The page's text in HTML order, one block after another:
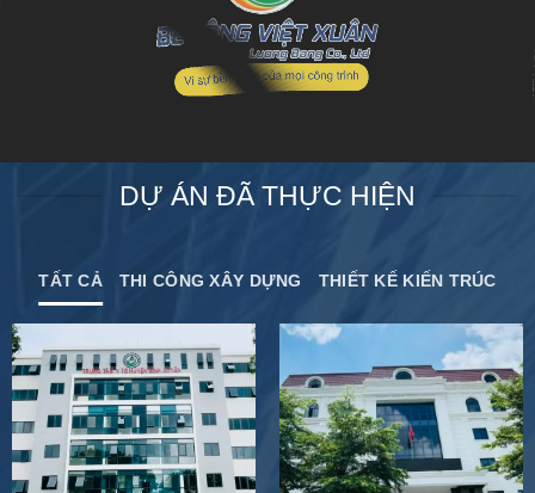
DỰ ÁN ĐÃ THỰC HIỆN
TẤT CẢ THI CÔNG XÂY DỰNG THIẾT KẾ KIẾN TRÚC